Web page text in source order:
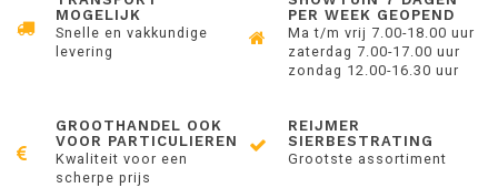
MOGELIJK
Snelle en vakkundige
levering
PER WEEK GEOPEND
Ma t/m vrij 7.00-18.00 uur
zaterdag 7.00-17.00 uur
zondag 12.00-16.30 uur
GROOTHANDEL OOK
VOOR PARTICULIEREN
Kwaliteit voor een
scherpe prijs
REIJMER
SIERBESTRATING
Grootste assortiment